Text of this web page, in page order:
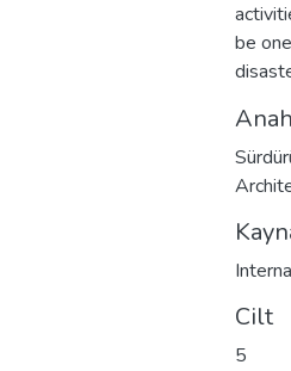
be
Cilt
5